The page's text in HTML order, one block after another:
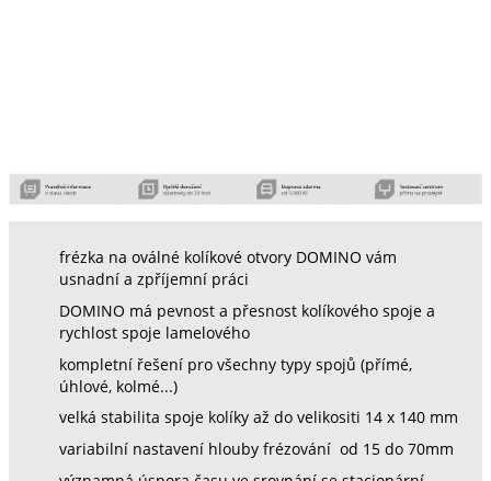
frézka na oválné kolíkové otvory DOMINO vám
usnadní a zpříjemní práci
DOMINO má pevnost a přesnost kolíkového spoje a
rychlost spoje lamelového
kompletní řešení pro všechny typy spojů (přímé,
úhlové, kolmé...)
velká stabilita spoje kolíky až do velikositi 14 x 140 mm
variabilní nastavení hlouby frézování od 15 do 70mm